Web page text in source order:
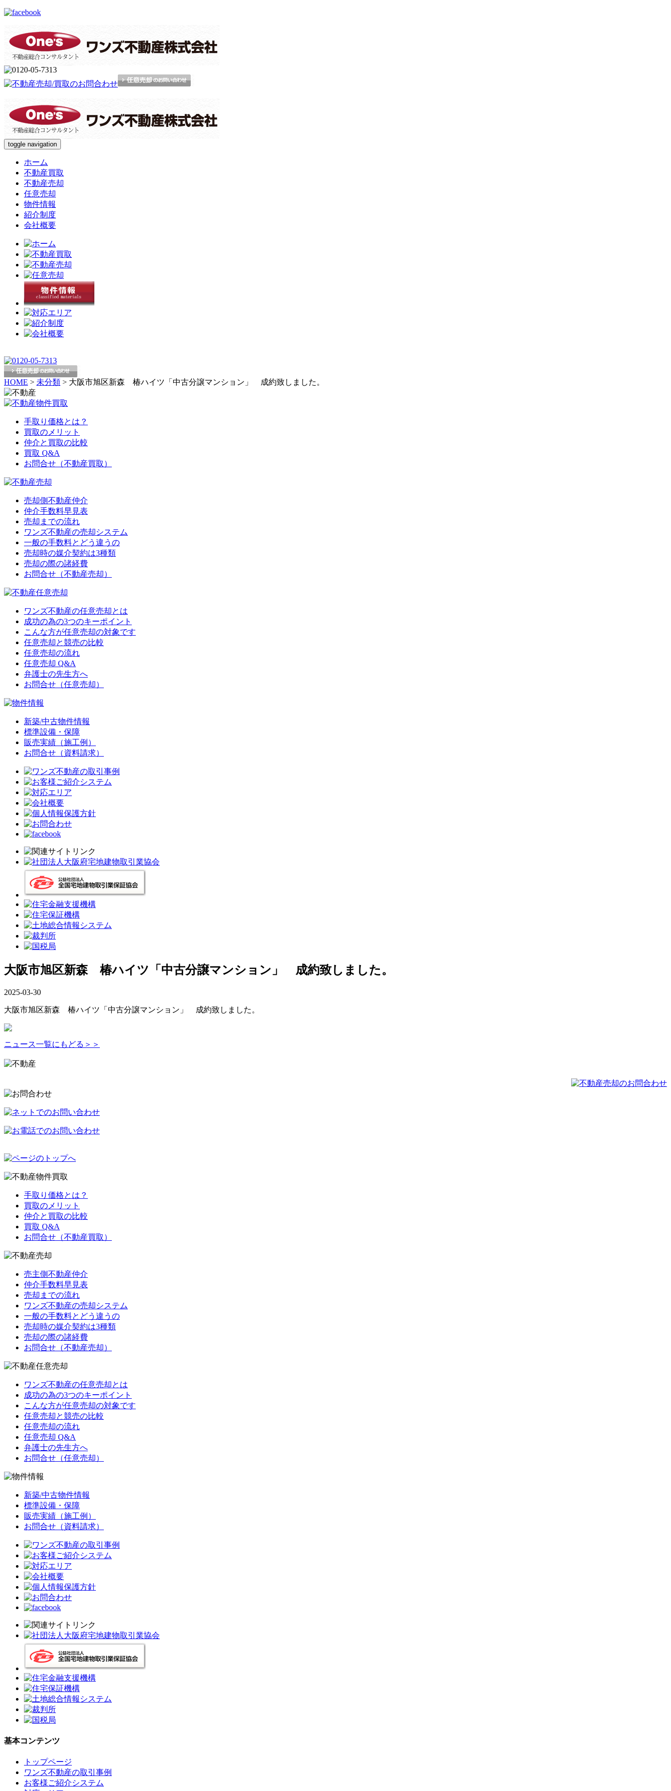
toggle navigation
ホーム
不動産買取
不動産売却
任意売却
物件情報
紹介制度
会社概要
HOME > 未分類 > 大阪市旭区新森 椿ハイツ「中古分譲マンション」 成約致しました。
手取り価格とは？
買取のメリット
仲介と買取の比較
買取 Q&A
お問合せ（不動産買取）
売却側不動産仲介
仲介手数料早見表
売却までの流れ
ワンズ不動産の売却システム
一般の手数料とどう違うの
売却時の媒介契約は3種類
売却の際の諸経費
お問合せ（不動産売却）
ワンズ不動産の任意売却とは
成功の為の3つのキーポイント
こんな方が任意売却の対象です
任意売却と競売の比較
任意売却の流れ
任意売却 Q&A
弁護士の先生方へ
お問合せ（任意売却）
新築/中古物件情報
標準設備・保障
販売実績（施工例）
お問合せ（資料請求）
大阪市旭区新森 椿ハイツ「中古分譲マンション」 成約致しました。
2025-03-30
大阪市旭区新森 椿ハイツ「中古分譲マンション」 成約致しました。
ニュース一覧にもどる＞＞
手取り価格とは？
買取のメリット
仲介と買取の比較
買取 Q&A
お問合せ（不動産買取）
売主側不動産仲介
仲介手数料早見表
売却までの流れ
ワンズ不動産の売却システム
一般の手数料とどう違うの
売却時の媒介契約は3種類
売却の際の諸経費
お問合せ（不動産売却）
ワンズ不動産の任意売却とは
成功の為の3つのキーポイント
こんな方が任意売却の対象です
任意売却と競売の比較
任意売却の流れ
任意売却 Q&A
弁護士の先生方へ
お問合せ（任意売却）
新築/中古物件情報
標準設備・保障
販売実績（施工例）
お問合せ（資料請求）
基本コンテンツ
トップページ
ワンズ不動産の取引事例
お客様ご紹介システム